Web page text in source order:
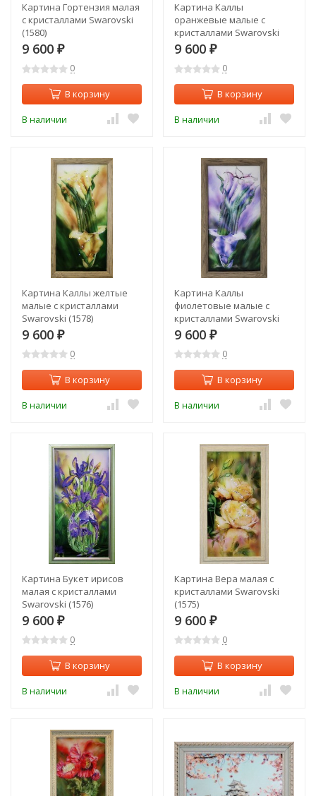
Картина Гортензия малая
с кристаллами Swarovski
(1580)
9 600 ₽
0
В корзину
В наличии
Картина Каллы
оранжевые малые с
кристаллами Swarovski
(1579)
9 600 ₽
0
В корзину
В наличии
Картина Каллы желтые
малые с кристаллами
Swarovski (1578)
9 600 ₽
0
В корзину
В наличии
Картина Каллы
фиолетовые малые с
кристаллами Swarovski
(1577)
9 600 ₽
0
В корзину
В наличии
Картина Букет ирисов
малая с кристаллами
Swarovski (1576)
9 600 ₽
0
В корзину
В наличии
Картина Вера малая с
кристаллами Swarovski
(1575)
9 600 ₽
0
В корзину
В наличии